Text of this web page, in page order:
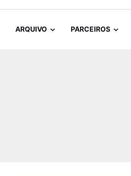
ARQUIVO PARCEIROS